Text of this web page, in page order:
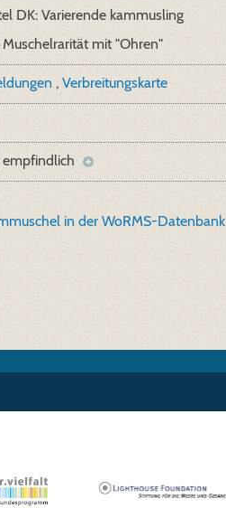
DK: Varierende kammusling
Muschelrarität mit "Ohren"
, Verbreitungskarte
in der WoRMS-Datenbank